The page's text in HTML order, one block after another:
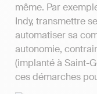
même. Par
Indy, transmettre
automatiser sa
autonomie,
(implanté à Saint-
ces démarches